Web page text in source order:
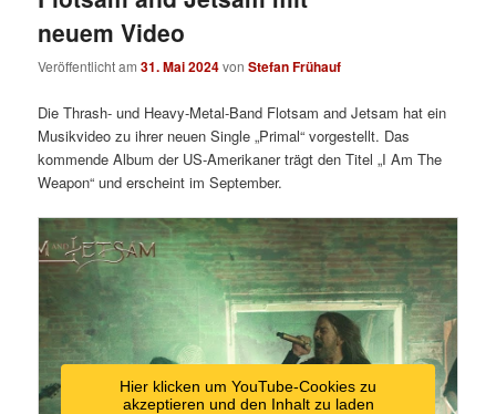
neuem Video
Veröffentlicht am31. Mai 2024vonStefan Frühauf
Die Thrash- und Heavy-Metal-Band Flotsam and Jetsam hat ein
Musikvideo zu ihrer neuen Single „Primal“ vorgestellt. Das
kommende Album der US-Amerikaner trägt den Titel „I Am The
Weapon“ und erscheint im September.
Hier klicken um YouTube-Cookies zu
akzeptieren und den Inhalt zu laden